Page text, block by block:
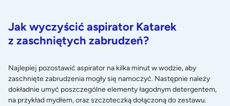
Jak wyczyścić aspirator Katarek
z zaschniętych zabrudzeń?
Najlepiej pozostawić aspirator na kilka minut w wodzie, aby
zaschnięte zabrudzenia mogły się namoczyć. Następnie należy
dokładnie umyć poszczególne elementy łagodnym detergentem,
na przykład mydłem, oraz szczoteczką dołączoną do zestawu.